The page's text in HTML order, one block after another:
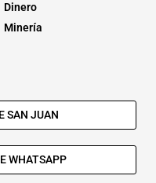
Dinero
Minería
SAN JUAN
WHATSAPP